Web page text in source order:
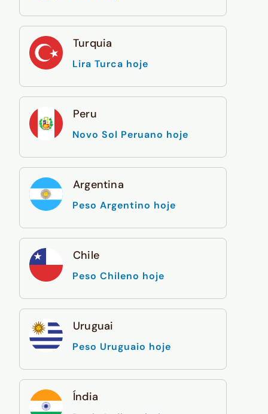
Turquia
Lira Turca hoje
Peru
Novo Sol Peruano hoje
Argentina
Peso Argentino hoje
Chile
Peso Chileno hoje
Uruguai
Peso Uruguaio hoje
Índia